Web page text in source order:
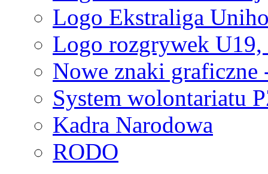
Logo Ekstraliga
Logo rozgrywek
Nowe znaki graficzne
System wolontariatu
Kadra Narodowa
RODO